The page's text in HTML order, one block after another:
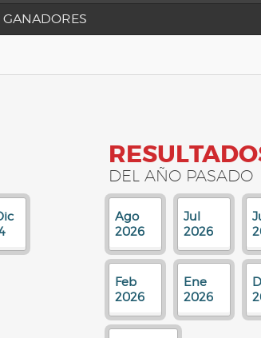
GANADORES
DEL AÑO PASADO
Ago
2026
Jul
2026
Feb
2026
Ene
2026